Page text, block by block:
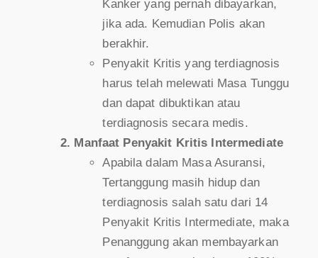
Kanker yang pernah dibayarkan,
jika ada. Kemudian Polis akan
berakhir.
Penyakit Kritis yang terdiagnosis
harus telah melewati Masa Tunggu
dan dapat dibuktikan atau
terdiagnosis secara medis.
Manfaat Penyakit Kritis Intermediate
Apabila dalam Masa Asuransi,
Tertanggung masih hidup dan
terdiagnosis salah satu dari 14
Penyakit Kritis Intermediate, maka
Penanggung akan membayarkan